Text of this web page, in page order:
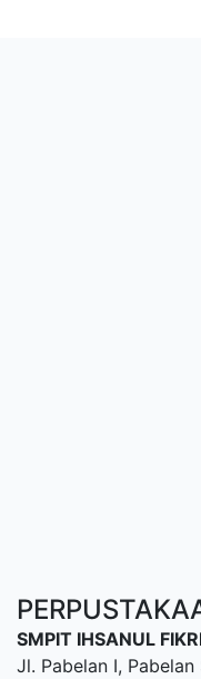
SMPIT IHSANUL
Jl. Pabelan I,